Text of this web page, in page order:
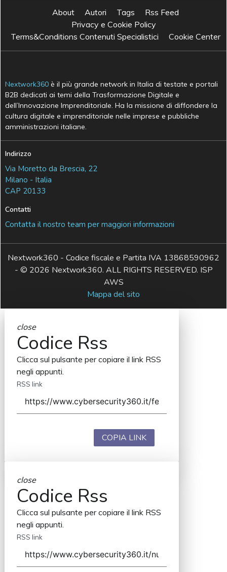
About Autori Tags
Rss Feed
Privacy e Cookie Policy
Terms&Conditions Contenuti Specialistici
Cookie Center
Nextwork360 è il più grande network in Italia di testate e portali
B2B dedicati ai temi della Trasformazione Digitale e
dell’Innovazione Imprenditoriale. Ha la missione di diffondere la
cultura digitale e imprenditoriale nelle imprese e pubbliche
amministrazioni italiane.
Indirizzo
Via Moretto da Brescia, 22
Milano - Italia
CAP 20133
Contatti
Contatta il nostro team per maggiori informazioni
Nextwork360 - Codice fiscale e Partita IVA 13868590962
- © 2026 Nextwork360. ALL RIGHTS RESERVED. ISP
AWS
Mappa del sito
close
Codice Rss
Clicca sul pulsante per copiare il link RSS
negli appunti.
RSS link
COPIA LINK
close
Codice Rss
Clicca sul pulsante per copiare il link RSS
negli appunti.
RSS link